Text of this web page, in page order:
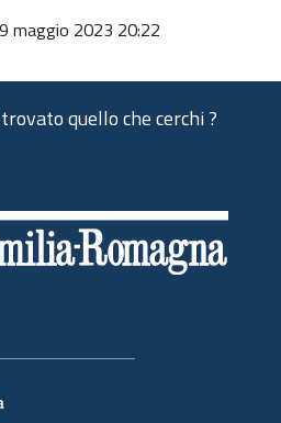
maggio 2023 20:22
quello che cerchi ?